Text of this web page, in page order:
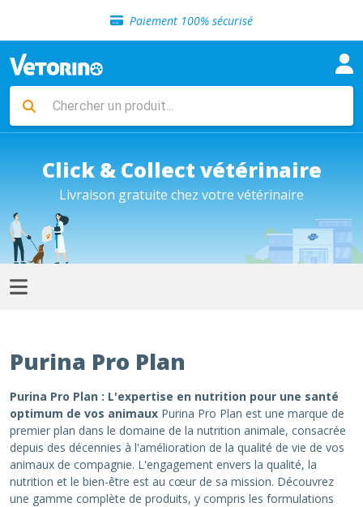
Paiement 100% sécurisé
Livraison gratuite en clinique vétérinaire
Sélection de croquettes vétérinaire
Livraison gratuite en clinique vétérinaire
Retour gratuit en clinique
Click & Collect vétérinaire
Livraison gratuite chez votre vétérinaire
Purina Pro Plan
Purina Pro Plan : L'expertise en nutrition pour une santé
optimum de vos animaux Purina Pro Plan est une marque de
premier plan dans le domaine de la nutrition animale, consacrée
depuis des décennies à l'amélioration de la qualité de vie de vos
animaux de compagnie. L'engagement envers la qualité, la
nutrition et le bien-être est au cœur de sa mission. Découvrez
une gamme complète de produits, y compris les formulations